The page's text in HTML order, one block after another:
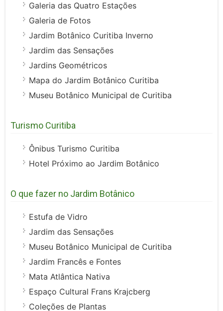
Galeria das Quatro Estações
Galeria de Fotos
Jardim Botânico Curitiba Inverno
Jardim das Sensações
Jardins Geométricos
Mapa do Jardim Botânico Curitiba
Museu Botânico Municipal de Curitiba
Turismo Curitiba
Ônibus Turismo Curitiba
Hotel Próximo ao Jardim Botânico
O que fazer no Jardim Botânico
Estufa de Vidro
Jardim das Sensações
Museu Botânico Municipal de Curitiba
Jardim Francês e Fontes
Mata Atlântica Nativa
Espaço Cultural Frans Krajcberg
Coleções de Plantas